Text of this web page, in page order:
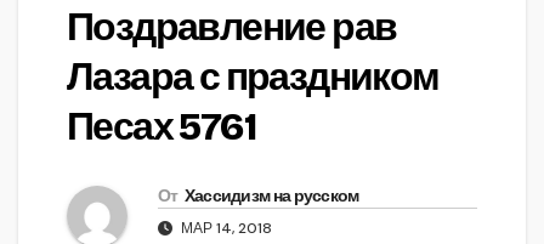
Поздравление рав
Лазара с праздником
Песах 5761
От Хассидизм на русском
МАР 14, 2018